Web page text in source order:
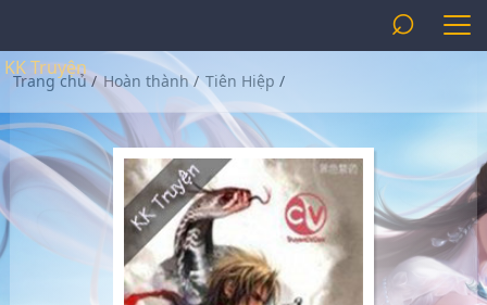
KK Truyện
⌕
Trang chủ/ Hoàn thành/ Tiên Hiệp /